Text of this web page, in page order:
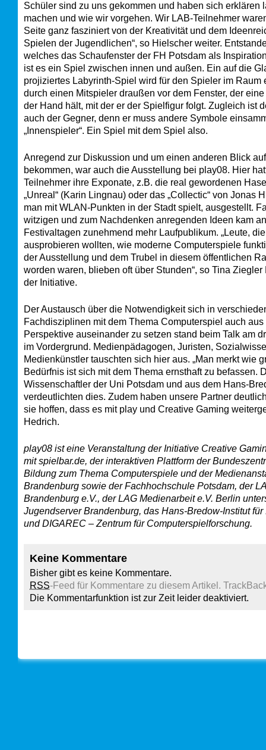
Schüler sind zu uns gekommen und haben sich erklären
machen und wie wir vorgehen. Wir LAB-Teilnehmer
Seite ganz fasziniert von der Kreativität und dem
Spielen der Jugendlichen“, so Hielscher weiter.
welches das Schaufenster der FH Potsdam als
ist es ein Spiel zwischen innen und außen. Ein auf die
projiziertes Labyrinth-Spiel wird für den Spieler im Raum
durch einen Mitspieler draußen vor dem Fenster, der eine
der Hand hält, mit der er der Spielfigur folgt. Zugleich ist
auch der Gegner, denn er muss andere Symbole
„Innenspieler“. Ein Spiel mit dem Spiel also.
Anregend zur Diskussion und um einen anderen Blick
bekommen, war auch die Ausstellung bei play08. Hier
Teilnehmer ihre Exponate, z.B. die real gewordenen
„Unreal“ (Karin Lingnau) oder das „Collectic“ von Jonas
man mit WLAN-Punkten in der Stadt spielt, ausgestellt.
witzigen und zum Nachdenken anregenden Ideen kam
Festivaltagen zunehmend mehr Laufpublikum. „Leute,
ausprobieren wollten, wie moderne Computerspiele
der Ausstellung und dem Trubel in diesem öffentlichen
worden waren, blieben oft über Stunden“, so Tina Ziegler
der Initiative.
Der Austausch über die Notwendigkeit sich in
Fachdisziplinen mit dem Thema Computerspiel auch
Perspektive auseinander zu setzen stand beim Talk am
im Vordergrund. Medienpädagogen, Juristen,
Medienkünstler tauschten sich hier aus. „Man merkt wie
Bedürfnis ist sich mit dem Thema ernsthaft zu befassen.
Wissenschaftler der Uni Potsdam und aus dem Hans-
verdeutlichten dies. Zudem haben unsere Partner
sie hoffen, dass es mit play und Creative Gaming
Hedrich.
play08 ist eine Veranstaltung der Initiative Creative
mit spielbar.de, der interaktiven Plattform der
Bildung zum Thema Computerspiele und der
Brandenburg sowie der Fachhochschule Potsdam, der
Brandenburg e.V., der LAG Medienarbeit e.V. Berlin
Jugendserver Brandenburg, das Hans-Bredow-Institut
und DIGAREC – Zentrum für Computerspielforschung.
Keine Kommentare
Bisher gibt es keine Kommentare.
RSS-Feed für Kommentare zu diesem Artikel.
Die Kommentarfunktion ist zur Zeit leider deaktiviert.